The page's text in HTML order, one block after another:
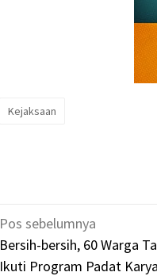
Kejaksaan
Navigasi
pos
Pos sebelumnya
Bersih-bersih, 60 Warga
Ikuti Program Padat Karya